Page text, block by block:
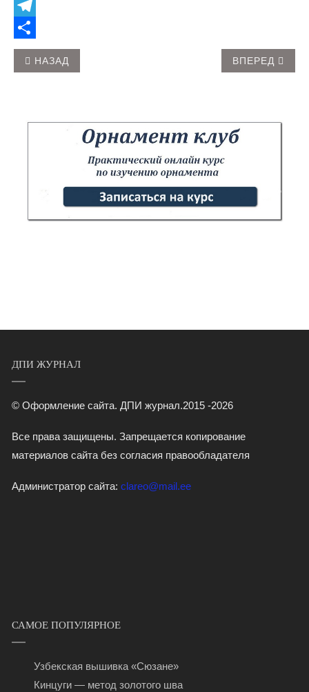
Email
Telegram
Share
ПРЕДЫДУЩИЙ: ШИБАМ – МАНХЭТТЕН ПУСТЫНИ
НАЗАД СЛЕДУЮЩИЙ:
ВПЕРЕД
ДПИ ЖУРНАЛ
© Оформление сайта. ДПИ журнал.2015 -2026
Все права защищены. Запрещается копирование
материалов сайта без согласия правообладателя
Администратор сайта: clareo@mail.ee
САМОЕ ПОПУЛЯРНОЕ
Узбекская вышивка «Сюзане»
Кинцуги — метод золотого шва